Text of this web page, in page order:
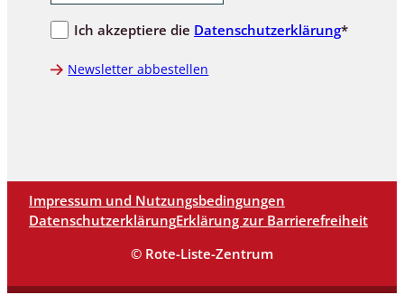
Ich akzeptiere die Datenschutzerklärung*
Newsletter abbestellen
Impressum und Nutzungsbedingungen
DatenschutzerklärungErklärung zur Barrierefreiheit
© Rote-Liste-Zentrum